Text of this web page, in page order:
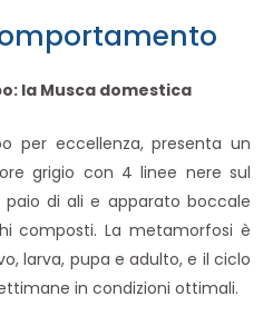
la Musca domestica
per eccellenza, presenta un
grigio con 4 linee nere sul
di ali e apparato boccale
composti. La metamorfosi è
larva, pupa e adulto, e il ciclo
in condizioni ottimali.